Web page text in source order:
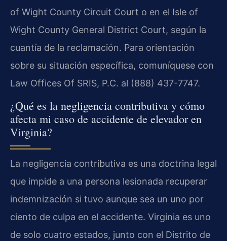
of Wight County Circuit Court o en el Isle of
Wight County General District Court, según la
cuantía de la reclamación. Para orientación
sobre su situación específica, comuníquese con
Law Offices Of SRIS, P.C. al (888) 437-7747.
¿Qué es la negligencia contributiva y cómo
afecta mi caso de accidente de elevador en
Virginia?
La negligencia contributiva es una doctrina legal
que impide a una persona lesionada recuperar
indemnización si tuvo aunque sea un uno por
ciento de culpa en el accidente. Virginia es uno
de solo cuatro estados, junto con el Distrito de